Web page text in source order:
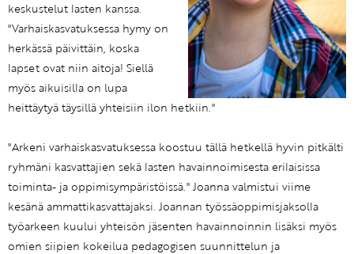
keskustelut lasten kanssa.
"Varhaiskasvatuksessa hymy on
herkässä päivittäin, koska
lapset ovat niin aitoja! Siellä
myös aikuisilla on lupa
heittäytyä täysillä yhteisiin ilon hetkiin."
"Arkeni varhaiskasvatuksessa koostuu tällä hetkellä hyvin pitkälti
ryhmäni kasvattajien sekä lasten havainnoimisesta erilaisissa
toiminta- ja oppimisympäristöissä." Joanna valmistui viime
kesänä ammattikasvattajaksi. Joannan työssäoppimisjaksolla
työarkeen kuului yhteisön jäsenten havainnoinnin lisäksi myös
omien siipien kokeilua pedagogisen suunnittelun ja